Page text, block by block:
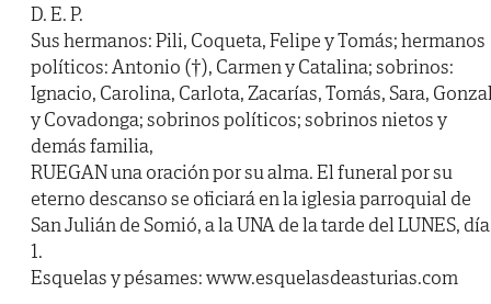
D. E. P.
Sus hermanos: Pili, Coqueta, Felipe y Tomás; hermanos
políticos: Antonio (†), Carmen y Catalina; sobrinos:
Ignacio, Carolina, Carlota, Zacarías, Tomás, Sara,
y Covadonga; sobrinos políticos; sobrinos nietos y
demás familia,
RUEGAN una oración por su alma. El funeral por su
eterno descanso se oficiará en la iglesia parroquial de
San Julián de Somió, a la UNA de la tarde del LUNES, día
1.
Esquelas y pésames: www.esquelasdeasturias.com